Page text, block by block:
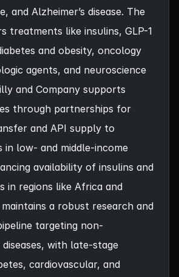
and Alzheimer’s disease. The
treatments like insulins, GLP-1
and obesity, oncology
agents, and neuroscience
and Company supports
through partnerships for
and API supply to
in low- and middle-income
availability of insulins and
in regions like Africa and
a robust research and
targeting non-
with late-stage
cardiovascular, and